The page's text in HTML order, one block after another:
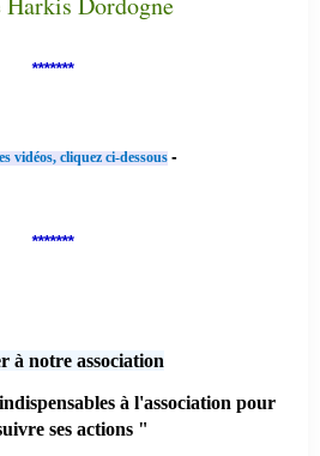
*******
vidéos, cliquez ci-dessous -
*******
à notre association
à l'association pour
ses actions "